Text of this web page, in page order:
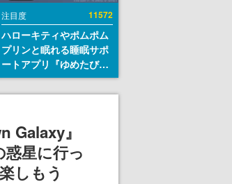
注目度 11572
ハローキティやポムポム
プリンと眠れる睡眠サポ
ートアプリ『ゆめたび』
が配信中。キャラごとの
ASMRや目覚ましアラー
Galaxy』
星に行っ
しもう